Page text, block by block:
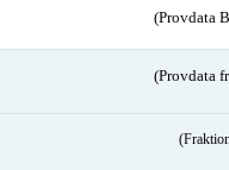
(Provdata
(Provdata